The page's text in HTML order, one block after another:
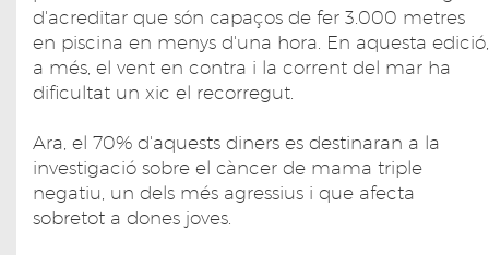
d'acreditar que són capaços de fer 3.000 metres
en piscina en menys d'una hora. En aquesta edició,
a més, el vent en contra i la corrent del mar ha
dificultat un xic el recorregut.
Ara, el 70% d'aquests diners es destinaran a la
investigació sobre el càncer de mama triple
negatiu, un dels més agressius i que afecta
sobretot a dones joves.